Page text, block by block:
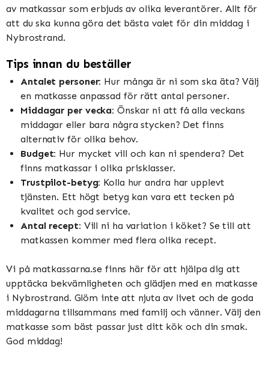
av matkassar som erbjuds av olika leverantörer. Allt för
att du ska kunna göra det bästa valet för din middag i
Nybrostrand.
Tips innan du beställer
Antalet personer: Hur många är ni som ska äta? Välj
en matkasse anpassad för rätt antal personer.
Middagar per vecka: Önskar ni att få alla veckans
middagar eller bara några stycken? Det finns
alternativ för olika behov.
Budget: Hur mycket vill och kan ni spendera? Det
finns matkassar i olika prisklasser.
Trustpilot-betyg: Kolla hur andra har upplevt
tjänsten. Ett högt betyg kan vara ett tecken på
kvalitet och god service.
Antal recept: Vill ni ha variation i köket? Se till att
matkassen kommer med flera olika recept.
Vi på matkassarna.se finns här för att hjälpa dig att
upptäcka bekvämligheten och glädjen med en matkasse
i Nybrostrand. Glöm inte att njuta av livet och de goda
middagarna tillsammans med familj och vänner. Välj den
matkasse som bäst passar just ditt kök och din smak.
God middag!